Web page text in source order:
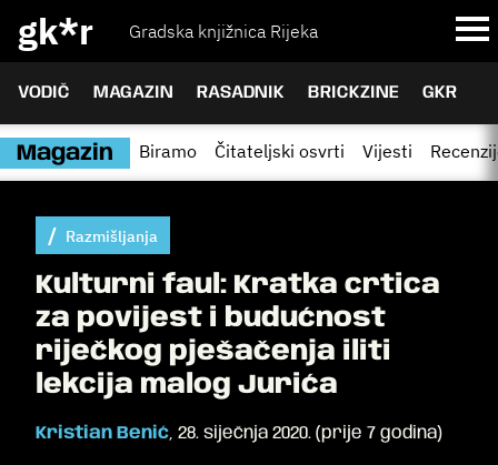
gk*r Gradska knjižnica Rijeka
VODIČ MAGAZIN RASADNIK BRICKZINE GKR
Magazin Biramo Čitateljski osvrti Vijesti
Razmišljanja
Kulturni faul: Kratka crtica
za povijest i budućnost
riječkog pješačenja iliti
lekcija malog Jurića
Kristian Benić, 28. siječnja 2020. (prije 7 godina)